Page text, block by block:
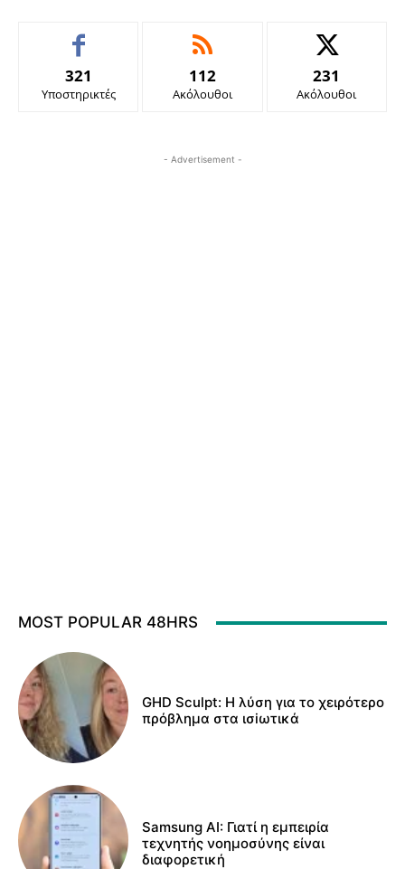
321
Υποστηρικτές
112
Ακόλουθοι
231
Ακόλουθοι
- Advertisement -
MOST POPULAR 48HRS
GHD Sculpt: Η λύση για το χειρότερο
πρόβλημα στα ισiωτικά
Samsung AI: Γιατί η εμπειρία
τεχνητής νοημοσύνης είναι
διαφορετική